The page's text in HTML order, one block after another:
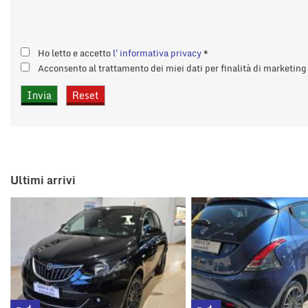
Ho letto e accettol'informativa privacy*
Acconsento al trattamento dei miei dati per finalità di marketing
Ultimi arrivi